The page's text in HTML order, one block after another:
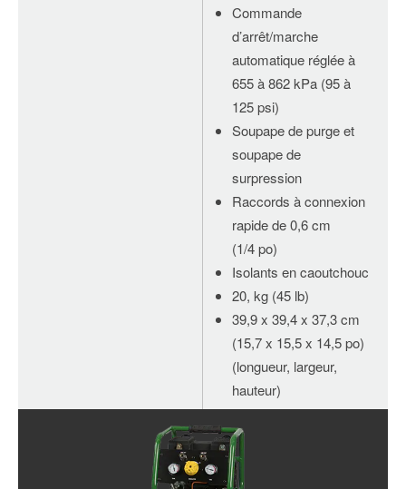
Commande
d’arrêt/marche
automatique réglée à
655 à 862 kPa (95 à
125 psi)
Soupape de purge et
soupape de
surpression
Raccords à connexion
rapide de 0,6 cm
(1/4 po)
Isolants en caoutchouc
20, kg (45 lb)
39,9 x 39,4 x 37,3 cm
(15,7 x 15,5 x 14,5 po)
(longueur, largeur,
hauteur)